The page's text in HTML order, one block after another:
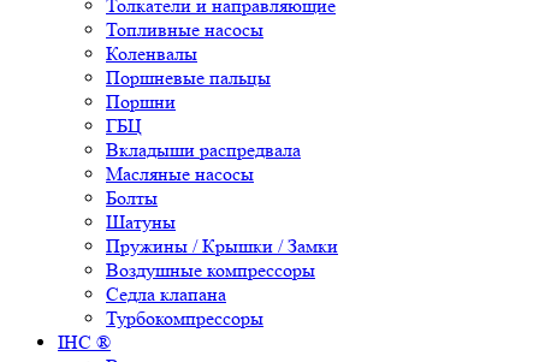
Толкатели и направляющие
Топливные насосы
Коленвалы
Поршневые пальцы
Поршни
ГБЦ
Вкладыши распредвала
Масляные насосы
Болты
Шатуны
Пружины / Крышки / Замки
Воздушные компрессоры
Седла клапана
Турбокомпрессоры
IHC ®